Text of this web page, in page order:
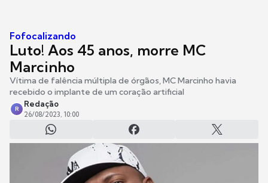
Fofocalizando
Luto! Aos 45 anos, morre MC
Marcinho
Vítima de falência múltipla de órgãos, MC Marcinho havia
recebido o implante de um coração artificial
R
Redação
26/08/2023, 10:00